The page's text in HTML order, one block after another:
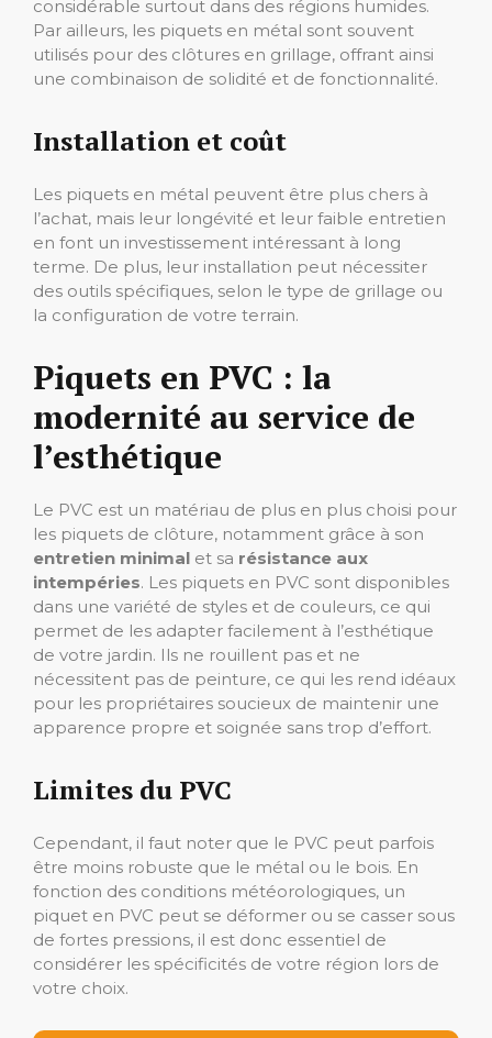
considérable surtout dans des régions humides.
Par ailleurs, les piquets en métal sont souvent
utilisés pour des clôtures en grillage, offrant ainsi
une combinaison de solidité et de fonctionnalité.
Installation et coût
Les piquets en métal peuvent être plus chers à
l’achat, mais leur longévité et leur faible entretien
en font un investissement intéressant à long
terme. De plus, leur installation peut nécessiter
des outils spécifiques, selon le type de grillage ou
la configuration de votre terrain.
Piquets en PVC : la
modernité au service de
l’esthétique
Le PVC est un matériau de plus en plus choisi pour
les piquets de clôture, notamment grâce à son
entretien minimal et sa résistance aux
intempéries. Les piquets en PVC sont disponibles
dans une variété de styles et de couleurs, ce qui
permet de les adapter facilement à l’esthétique
de votre jardin. Ils ne rouillent pas et ne
nécessitent pas de peinture, ce qui les rend idéaux
pour les propriétaires soucieux de maintenir une
apparence propre et soignée sans trop d’effort.
Limites du PVC
Cependant, il faut noter que le PVC peut parfois
être moins robuste que le métal ou le bois. En
fonction des conditions météorologiques, un
piquet en PVC peut se déformer ou se casser sous
de fortes pressions, il est donc essentiel de
considérer les spécificités de votre région lors de
votre choix.